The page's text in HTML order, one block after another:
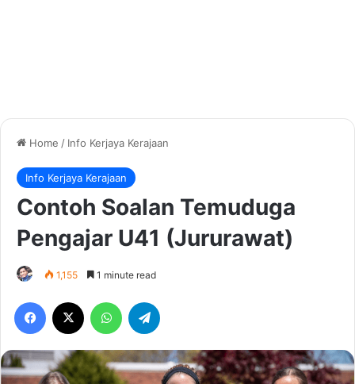
Home / Info Kerjaya Kerajaan
Info Kerjaya Kerajaan
Contoh Soalan Temuduga
Pengajar U41 (Jururawat)
1,155 1 minute read
Facebook WhatsApp